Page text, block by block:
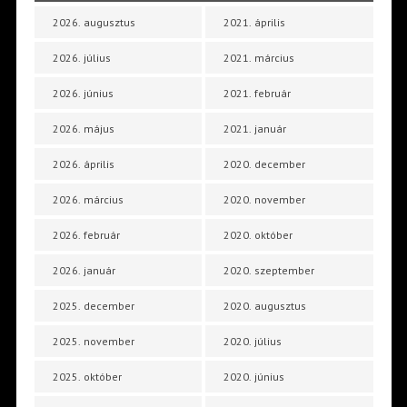
2026. augusztus
2026. július
2026. június
2026. május
2026. április
2026. március
2026. február
2026. január
2025. december
2025. november
2025. október
2021. április
2021. március
2021. február
2021. január
2020. december
2020. november
2020. október
2020. szeptember
2020. augusztus
2020. július
2020. június